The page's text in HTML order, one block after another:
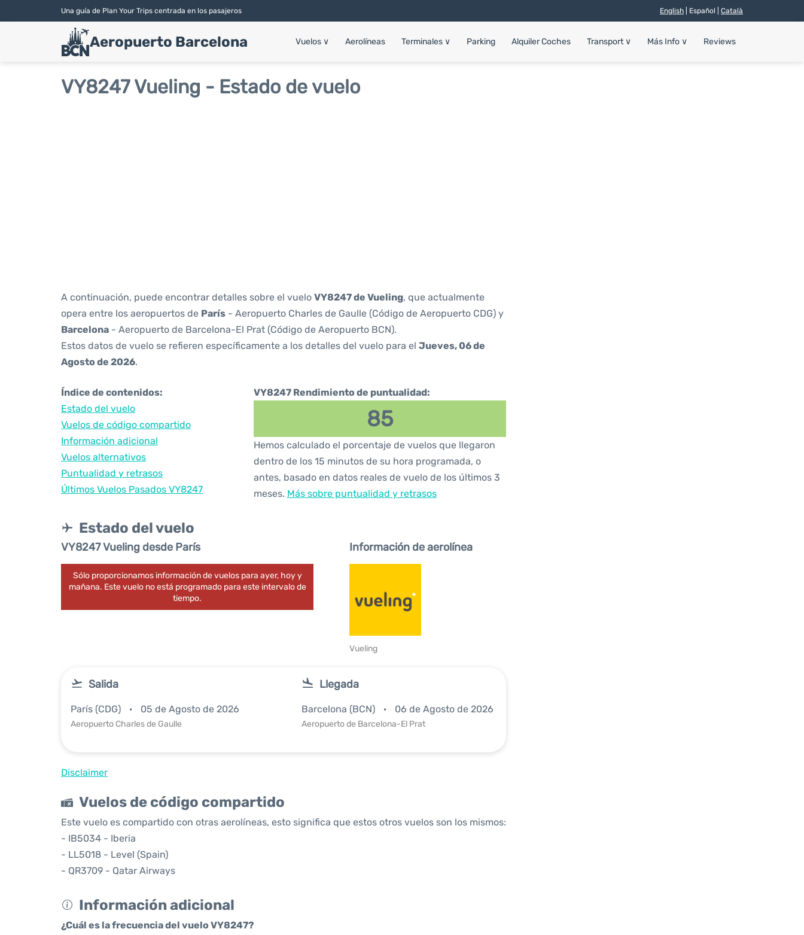
Una guía de Plan Your Trips centrada en los pasajeros English | Español | Català
Aeropuerto Barcelona Vuelos ∨ Aerolíneas Terminales ∨ Parking Alquiler Coches Transport ∨ Más Info ∨ Reviews
VY8247 Vueling - Estado de vuelo
A continuación, puede encontrar detalles sobre el vuelo VY8247 de Vueling, que actualmente
opera entre los aeropuertos de París - Aeropuerto Charles de Gaulle (Código de Aeropuerto CDG) y
Barcelona - Aeropuerto de Barcelona-El Prat (Código de Aeropuerto BCN).
Estos datos de vuelo se refieren específicamente a los detalles del vuelo para el Jueves, 06 de
Agosto de 2026.
Índice de contenidos:
Estado del vuelo
Vuelos de código compartido
Información adicional
Vuelos alternativos
Puntualidad y retrasos
Últimos Vuelos Pasados VY8247
VY8247 Rendimiento de puntualidad:
85
Hemos calculado el porcentaje de vuelos que llegaron
dentro de los 15 minutos de su hora programada, o
antes, basado en datos reales de vuelo de los últimos 3
meses. Más sobre puntualidad y retrasos
Estado del vuelo
VY8247 Vueling desde París
Sólo proporcionamos información de vuelos para ayer, hoy y
mañana. Este vuelo no está programado para este intervalo de
tiempo.
Información de aerolínea
Vueling
Salida
París (CDG) 05 de Agosto de 2026
Aeropuerto Charles de Gaulle
Llegada
Barcelona (BCN) 06 de Agosto de 2026
Aeropuerto de Barcelona-El Prat
Disclaimer
Vuelos de código compartido
Este vuelo es compartido con otras aerolíneas, esto significa que estos otros vuelos son los mismos:
- IB5034 - Iberia
- LL5018 - Level (Spain)
- QR3709 - Qatar Airways
Información adicional
¿Cuál es la frecuencia del vuelo VY8247?